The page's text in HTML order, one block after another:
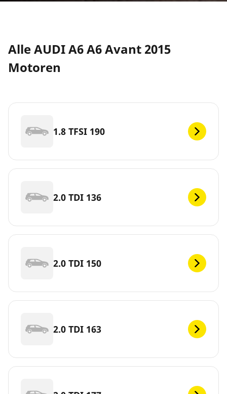
Alle AUDI A6 A6 Avant 2015
Motoren
1.8 TFSI 190
2.0 TDI 136
2.0 TDI 150
2.0 TDI 163